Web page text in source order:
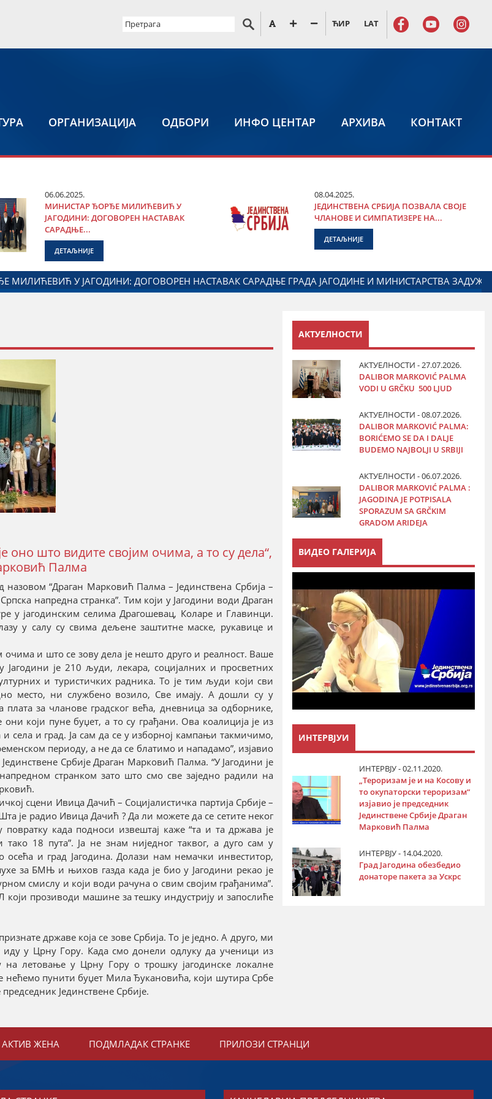
ЋИР LAT
ОРГАНИЗАЦИЈА ОДБОРИ ИНФО ЦЕНТАР АРХИВА КОНТАКТ
06.06.2025.
МИНИСТАР ЂОРЂЕ МИЛИЋЕВИЋ У
ЈАГОДИНИ: ДОГОВОРЕН НАСТАВАК
САРАДЊЕ...
ДЕТАЉНИЈЕ
08.04.2025.
ЈЕДИНСТВЕНА СРБИЈА ПОЗВАЛА СВОЈЕ
ЧЛАНОВЕ И СИМПАТИЗЕРЕ НА...
ДЕТАЉНИЈЕ
ЗАДУЖЕНОГ ЗА ОДНОСЕ СА ДИЈАСПОРОМ ДАЛИБОР МАРКОВИЋ НА ОБЕЛЕЖАВАЊУ
оно што видите својим очима, а то су дела“,
Палма
“Драган Марковић Палма – Јединствена Србија –
напредна странка”. Тим који у Јагодини води Драган
у јагодинским селима Драгошевац, Коларе и Главинци.
у салу су свима дељене заштитне маске, рукавице и
и што се зову дела је нешто друго и реалност. Ваше
је 210 људи, лекара, социјалних и просветних
и туристичких радника. То је тим људи који сви
место, ни службено возило, Све имају. А дошли су у
за чланове градског већа, дневница за одборнике,
који пуне буџет, а то су грађани. Ова коалиција је из
села и град. Ја сам да се у изборној кампањи такмичимо,
периоду, а не да се блатимо и нападамо”, изјавио
Србије Драган Марковић Палма. “У Јагодини је
странком зато што смо све заједно радили на
сцени Ивица Дачић – Социјалистичка партија Србије –
је радио Ивица Дачић ? Да ли можете да се сетите неког
када подноси извештај каже “та и та држава је
тако 18 пута”. Ја не знам ниједног таквог, а дуго сам у
и град Јагодина. Долази нам немачки инвеститор,
за БМЊ и њихов газда када је био у Јагодини рекао је
смислу и који води рачуна о свим својим грађанима”.
прозиводи машине за тешку индустрију и запослиће
државе која се зове Србија. То је једно. А друго, ми
у Црну Гору. Када смо донели одлуку да ученици из
летовање у Црну Гору о трошку јагодинске локалне
нећемо пунити буџет Мила Ђукановића, који шутира Србе
Јединствене Србије.
АКТУЕЛНОСТИ
АКТУЕЛНОСТИ - 27.07.2026.
DALIBOR MARKOVIĆ PALMA
VODI U GRČKU 500 LJUD
АКТУЕЛНОСТИ - 08.07.2026.
DALIBOR MARKOVIĆ PALMA:
BORIĆEMO SE DA I DALJE
BUDEMO NAJBOLJI U SRBIJI
АКТУЕЛНОСТИ - 06.07.2026.
DALIBOR MARKOVIĆ PALMA :
JAGODINA JE POTPISALA
SPORAZUM SA GRČKIM
GRADOM ARIDEJA
ВИДЕО ГАЛЕРИЈА
ИНТЕРВЈУИ
ИНТЕРВЈУ - 02.11.2020.
„Тероризам је и на Косову и
то окупаторски тероризам“
изјавио је председник
Јединствене Србије Драган
Марковић Палма
ИНТЕРВЈУ - 14.04.2020.
Град Јагодина обезбедио
донаторе пакета за Ускрс
АКТИВ ЖЕНА ПОДМЛАДАК СТРАНКЕ ПРИЛОЗИ СТРАНЦИ